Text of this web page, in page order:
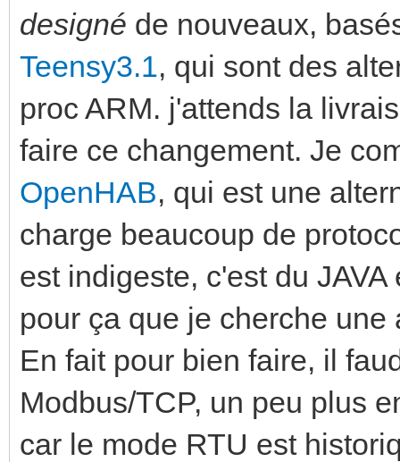
designé de nouveaux,
Teensy3.1, qui sont des
proc ARM. j'attends la
faire ce changement. Je
OpenHAB, qui est une
charge beaucoup de
est indigeste, c'est du
pour ça que je cherche
En fait pour bien faire, il
Modbus/TCP, un peu plus
car le mode RTU est